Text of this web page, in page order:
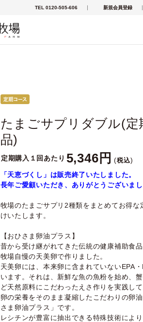
TEL 0120-505-606 新規会員登録
たまごサプリダブル(定
品)
定期購入１回あたり 5,346 税込
「天恵づくし」は販売終了いたしました。
長年ご愛顧いただき、ありがとうございまし
牧場のたまごサプリ2種類をまとめてお得な
けいたします。
【おひさま卵油プラス】
昔から受け継がれてきた伝統の健康補助食
牧場自慢の天美卵で作りました。
天美卵には、本来卵に含まれていないEPA
います。それは、新鮮な魚の魚粉を始め、
ど天然原料にこだわったえさ作りを実践して
卵の栄養をそのまま凝縮したこだわりの卵
さま卵油プラス」です。
レシチンが豊富に抽出できる特殊技術によ